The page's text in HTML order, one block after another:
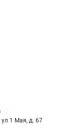
ул 1 Мая, д. 67